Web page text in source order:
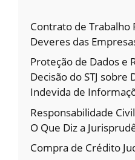
Contrato de
Deveres das
Proteção de Dados e
Decisão do STJ sobre
Indevida de
Responsabilidade
O Que Diz a
Compra de Crédito